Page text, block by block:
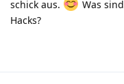
schick aus.
Was
Hacks?